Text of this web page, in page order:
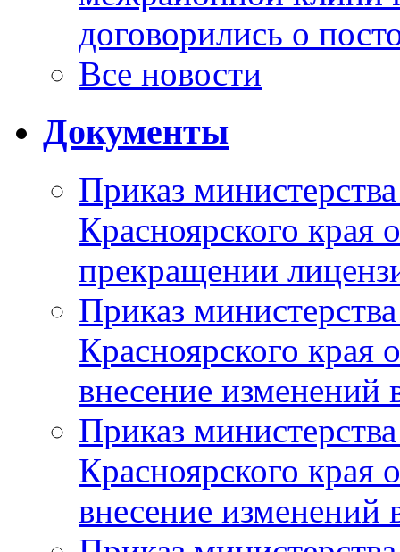
договорились о
Все новости
Документы
Приказ
Красноярского
прекращении
Приказ
Красноярского
внесение изменений
Приказ
Красноярского
внесение изменений